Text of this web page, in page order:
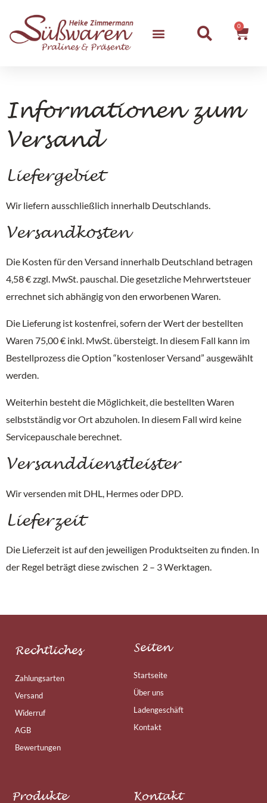
springen
0
Informationen zum
Versand
Liefergebiet
Wir liefern ausschließlich innerhalb Deutschlands.
Versandkosten
Die Kosten für den Versand innerhalb Deutschland betragen
4,58 € zzgl. MwSt. pauschal. Die gesetzliche Mehrwertsteuer
errechnet sich abhängig von den erworbenen Waren.
Die Lieferung ist kostenfrei, sofern der Wert der bestellten
Waren 75,00 € inkl. MwSt. übersteigt. In diesem Fall kann im
Bestellprozess die Option “kostenloser Versand” ausgewählt
werden.
Weiterhin besteht die Möglichkeit, die bestellten Waren
selbstständig vor Ort abzuholen. In diesem Fall wird keine
Servicepauschale berechnet.
Versanddienstleister
Wir versenden mit DHL, Hermes oder DPD.
Lieferzeit
Die Lieferzeit ist auf den jeweiligen Produktseiten zu finden. In
der Regel beträgt diese zwischen 2 – 3 Werktagen.
Rechtliches
Zahlungsarten
Versand
Widerruf
AGB
Bewertungen
Seiten
Startseite
Über uns
Ladengeschäft
Kontakt
Produkte Kontakt